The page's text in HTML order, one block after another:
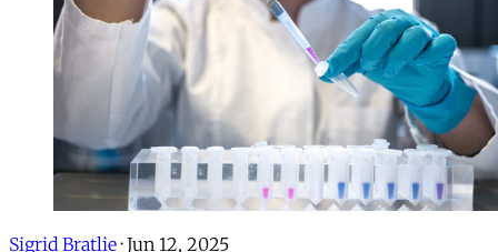
Sigrid Bratlie · Jun 12, 2025